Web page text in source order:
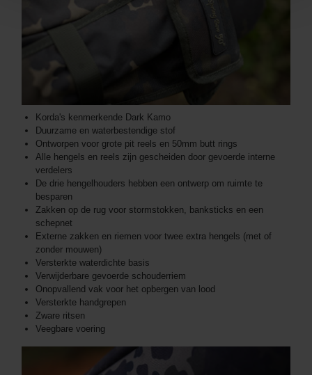
Korda's kenmerkende Dark Kamo
Duurzame en waterbestendige stof
Ontworpen voor grote pit reels en 50mm butt rings
Alle hengels en reels zijn gescheiden door gevoerde interne
verdelers
De drie hengelhouders hebben een ontwerp om ruimte te
besparen
Zakken op de rug voor stormstokken, banksticks en een
schepnet
Externe zakken en riemen voor twee extra hengels (met of
zonder mouwen)
Versterkte waterdichte basis
Verwijderbare gevoerde schouderriem
Onopvallend vak voor het opbergen van lood
Versterkte handgrepen
Zware ritsen
Veegbare voering